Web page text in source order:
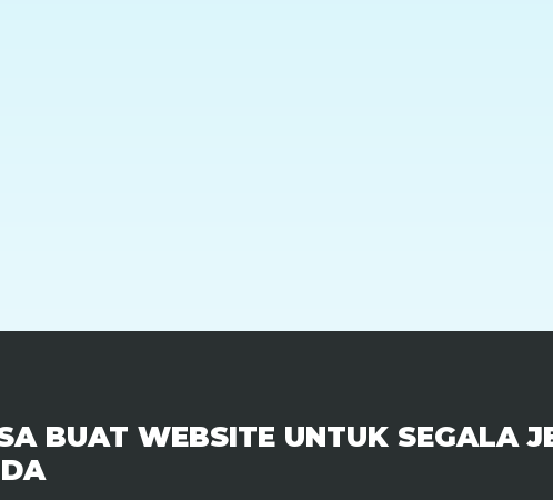
BUAT WEBSITE UNTUK SEGALA